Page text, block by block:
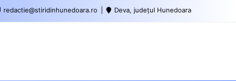
redactie@stiridinhunedoara.ro Deva, județul Hunedoara